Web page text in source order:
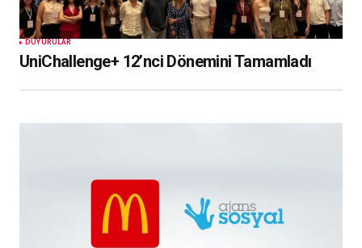
DUYURULAR
UniChallenge+ 12’nci Dönemini Tamamladı